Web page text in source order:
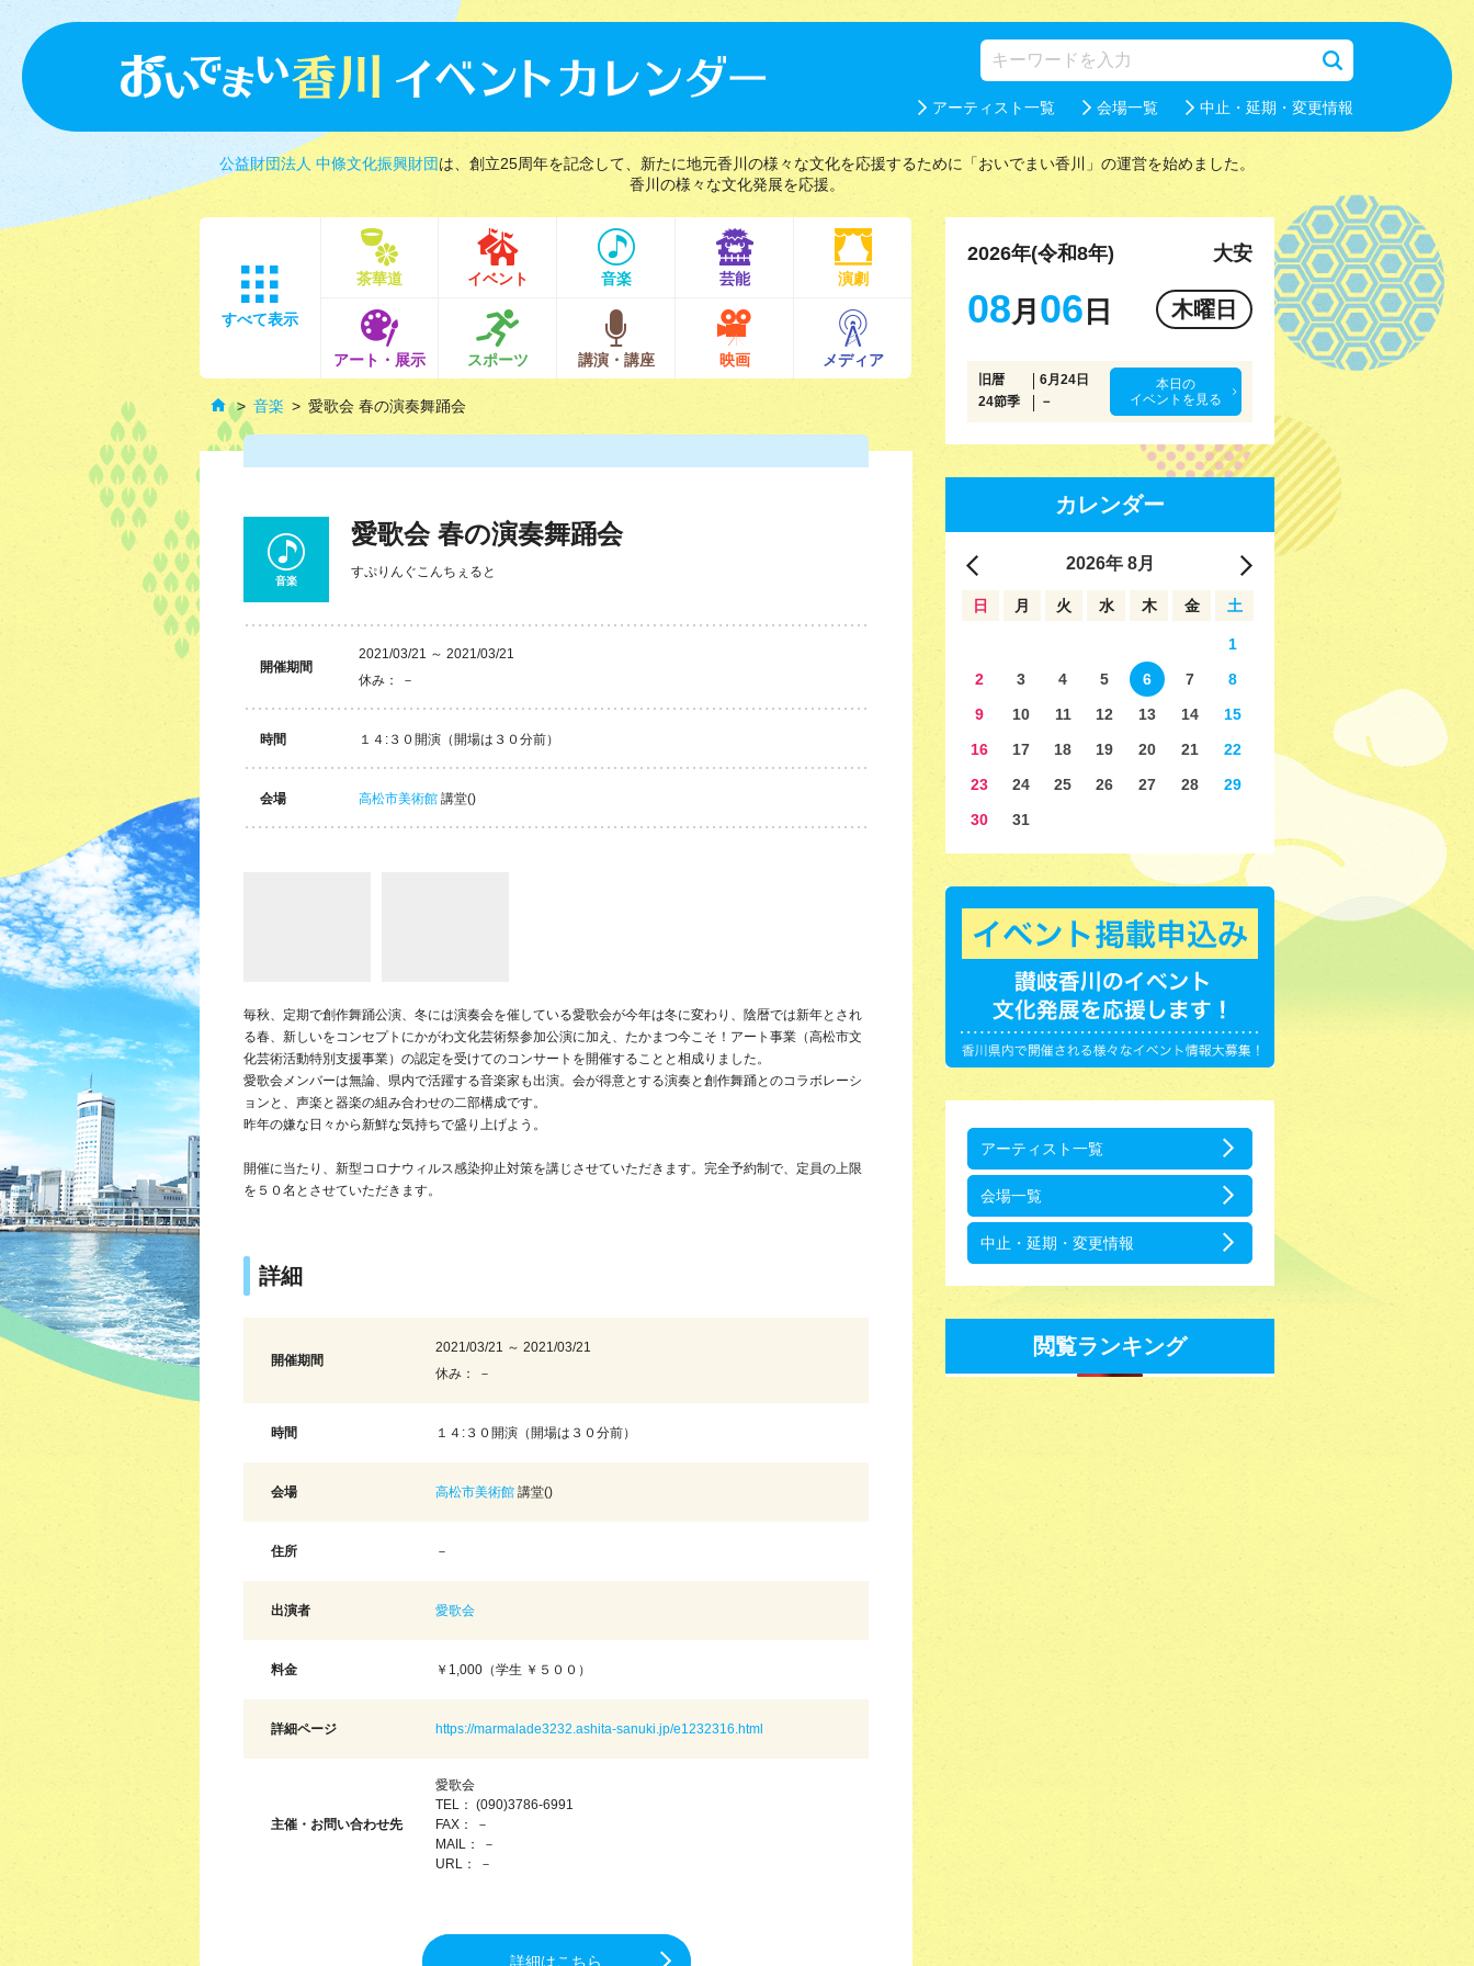
アーティスト一覧 会場一覧 中止・延期・変更情報
公益財団法人 中條文化振興財団は、創立25周年を記念して、新たに地元香川の様々な文化を応援するために「おいでまい香川」の運営を始めました。
香川の様々な文化発展を応援。
すべて表示
茶華道 イベント 音楽 芸能 演劇
アート・展示 スポーツ 講演・講座 映画 メディア
音楽 愛歌会 春の演奏舞踊会
音楽
愛歌会 春の演奏舞踊会
すぷりんぐこんちぇると
開催期間
2021/03/21 ～ 2021/03/21
休み： －
時間 １４:３０開演（開場は３０分前）
会場 高松市美術館 講堂()
毎秋、定期で創作舞踊公演、冬には演奏会を催している愛歌会が今年は冬に変わり、陰暦では新年とされ
る春、新しいをコンセプトにかがわ文化芸術祭参加公演に加え、たかまつ今こそ！アート事業（高松市文
化芸術活動特別支援事業）の認定を受けてのコンサートを開催することと相成りました。
愛歌会メンバーは無論、県内で活躍する音楽家も出演。会が得意とする演奏と創作舞踊とのコラボレーシ
ョンと、声楽と器楽の組み合わせの二部構成です。
昨年の嫌な日々から新鮮な気持ちで盛り上げよう。
開催に当たり、新型コロナウィルス感染抑止対策を講じさせていただきます。完全予約制で、定員の上限
を５０名とさせていただきます。
詳細
開催期間
2021/03/21 ～ 2021/03/21
休み： －
時間 １４:３０開演（開場は３０分前）
会場 高松市美術館 講堂()
住所 －
出演者 愛歌会
料金 ￥1,000（学生 ￥５００）
詳細ページ https://marmalade3232.ashita-sanuki.jp/e1232316.html
主催・お問い合わせ先
愛歌会
TEL： (090)3786-6991
FAX： －
MAIL： －
URL： －
詳細はこちら
2026年(令和8年) 大安
08月 06 日 木曜日
旧暦
6月24日
24節季
－
本日の
イベントを見る
カレンダー
2026年 8月
日 月 火 水 木 金 土
1
2
3 4 5 6 7
8
9
10 11 12 13 14
15
16
17 18 19 20 21
22
23
24 25 26 27 28
29
30
31
アーティスト一覧
会場一覧
中止・延期・変更情報
閲覧ランキング